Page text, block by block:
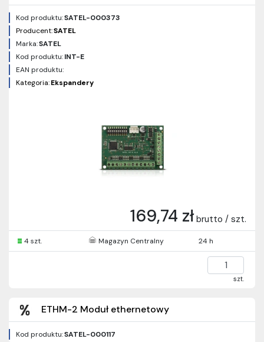
Kod produktu:SATEL-000373
Producent:SATEL
Marka:SATEL
Kod produktu:INT-E
EAN produktu:
Kategoria:Ekspandery
169,74 zł brutto / szt.
4 szt. Magazyn Centralny 24 h
szt.
ETHM-2 Moduł ethernetowy
Kod produktu:SATEL-000117